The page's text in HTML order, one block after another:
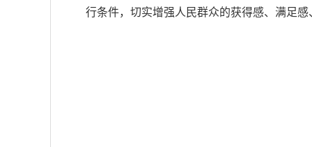
行条件，切实增强人民群众的获得感、满足感